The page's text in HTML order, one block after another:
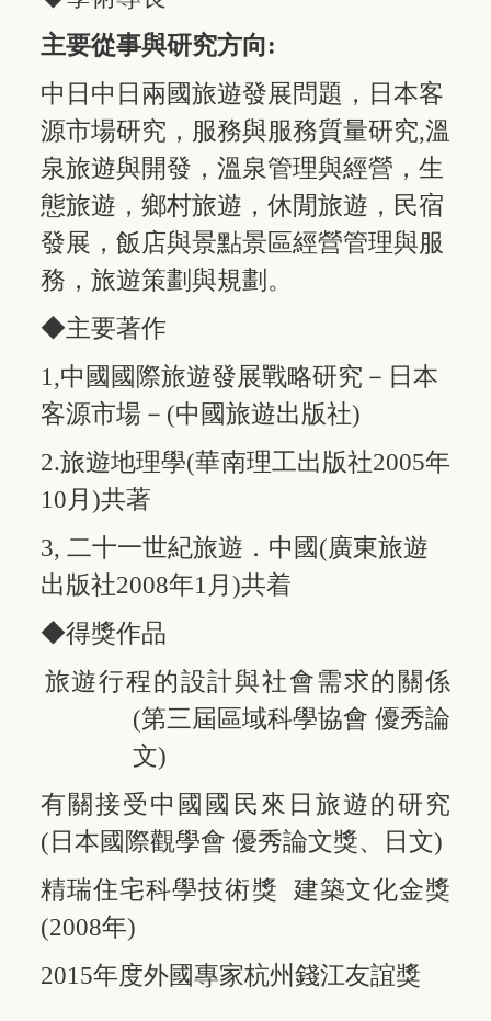
主要從事與研究方向:
中日中日兩國旅遊發展問題，日本客
源市場研究，服務與服務質量研究,溫
泉旅遊與開發，溫泉管理與經營，生
態旅遊，鄉村旅遊，休閒旅遊，民宿
發展，飯店與景點景區經營管理與服
務，旅遊策劃與規劃。
◆主要著作
1,中國國際旅遊發展戰略研究－日本
客源市場－(中國旅遊出版社)
2.旅遊地理學(華南理工出版社2005年
10月)共著
3, 二十一世紀旅遊．中國(廣東旅遊
出版社2008年1月)共着
◆得獎作品
旅遊行程的設計與社會需求的關係
(第三屆區域科學協會 優秀論
文)
有關接受中國國民來日旅遊的研究
(日本國際觀學會 優秀論文獎、日文)
精瑞住宅科學技術獎 建築文化金獎
(2008年)
2015年度外國專家杭州錢江友誼獎